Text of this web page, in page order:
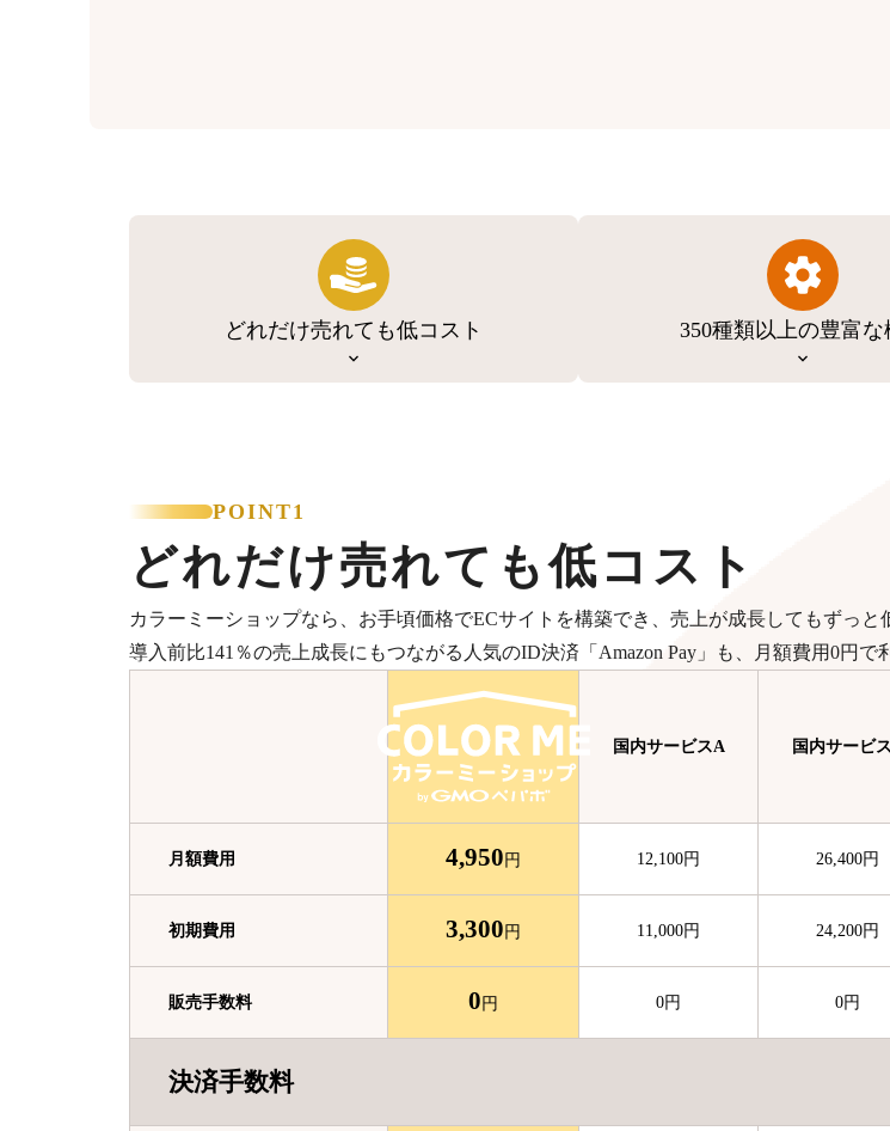
どれだけ売れても低コスト 350種類以上の豊富な
POINT1
どれだけ売れても低コスト
カラーミーショップなら、お手頃価格でECサイトを構築でき、売上が成長してもずっと
導入前比141％の売上成長にもつながる人気のID決済「Amazon Pay」も、月額費用0円で
国内サービスA 国内サービ
月額費用 4,950 円 12,100円 26,400円
初期費用 3,300 円 11,000円 24,200円
販売手数料 0 円 0円 0円
決済手数料